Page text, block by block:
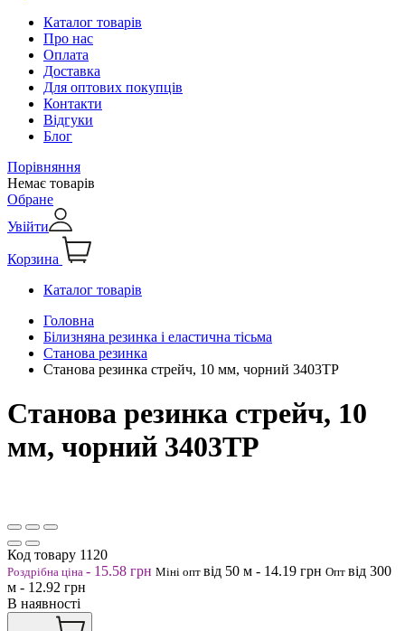
Каталог товарів
Про нас
Оплата
Доставка
Для оптових покупців
Контакти
Відгуки
Блог
Порівняння
Немає товарів
Обране
Увійти
Корзина
Каталог товарів
Головна
Білизняна резинка і еластична тісьма
Станова резинка
Станова резинка стрейч, 10 мм, чорний 3403ТР
Станова резинка стрейч, 10
мм, чорний 3403ТР
Код товару 1120
Роздрібна ціна - 15.58 грн Міні опт від 50 м - 14.19 грн Опт від 300
м - 12.92 грн
В наявності